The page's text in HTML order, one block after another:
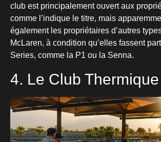
club est principalement ouvert aux
comme l’indique le titre, mais
également les propriétaires d’autres
McLaren, à condition qu’elles fassent
Series, comme la P1 ou la Senna.
4. Le Club Thermique